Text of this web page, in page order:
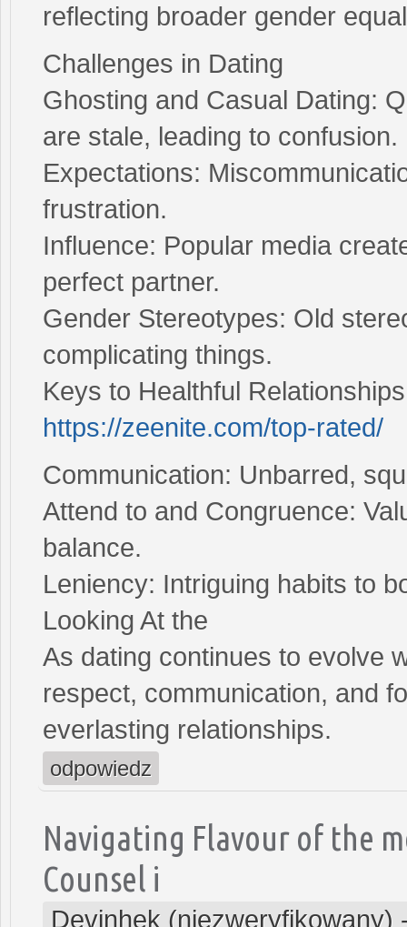
reflecting broader gender
Challenges in Dating
Ghosting and Casual Dating:
are stale, leading to confusion.
Expectations:
frustration.
Influence: Popular media
perfect partner.
Gender Stereotypes: Old
complicating things.
Keys to Healthful Relationships
https://zeenite.com/top-rated/
Communication: Unbarred,
Attend to and Congruence:
balance.
Leniency: Intriguing habits to
Looking At the
As dating continues to evolve
respect, communication, and
everlasting relationships.
odpowiedz
Navigating Flavour of the
Counsel i
Devinhek (niezweryfikowany)